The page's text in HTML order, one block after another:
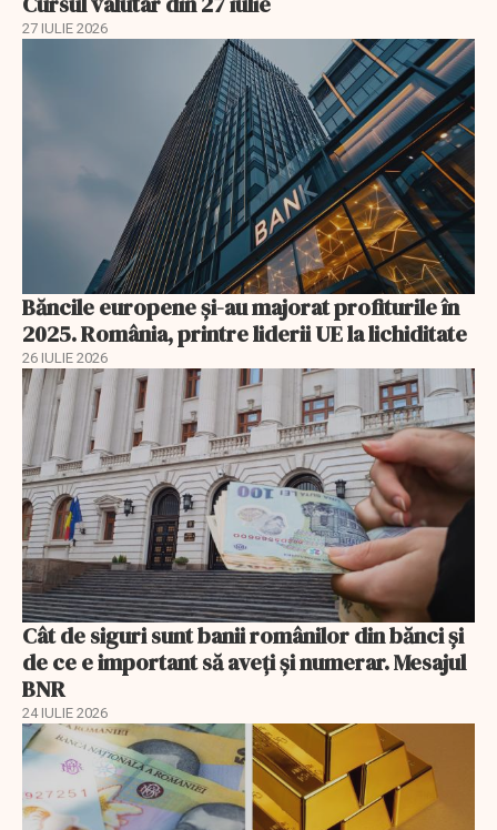
27 IULIE 2026
Băncile europene și-au majorat profiturile în
2025. România, printre liderii UE la lichiditate
26 IULIE 2026
Cât de siguri sunt banii românilor din bănci şi
de ce e important să aveţi şi numerar. Mesajul
BNR
24 IULIE 2026